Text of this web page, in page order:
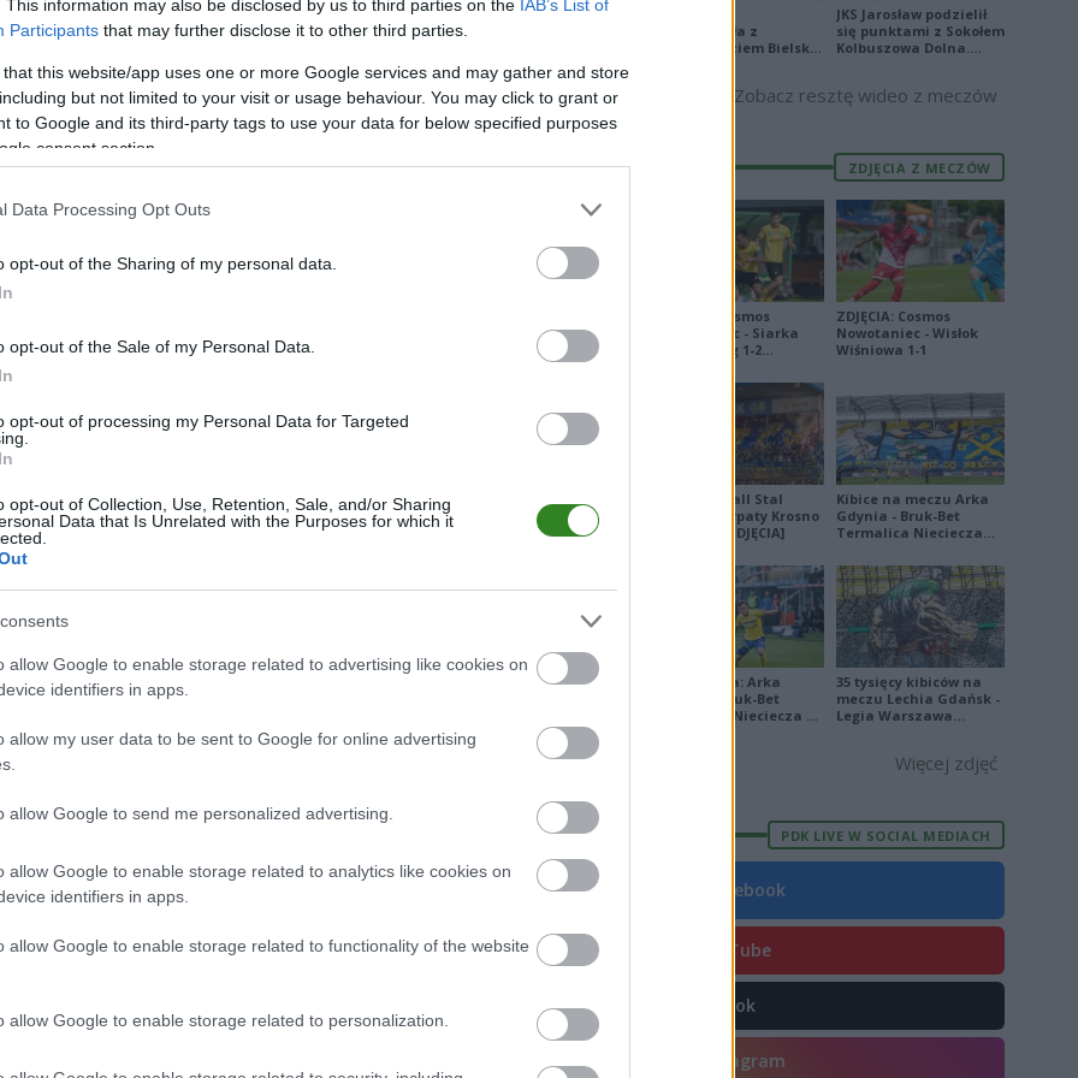
This information may also be disclosed by us to third parties on the IAB’s List of
Participants that may further disclose it to other third parties.
that this website/app uses one or more Google services and may gather and store
but not limited to your visit or usage behaviour. You may click to grant or
to Google and its third-party tags to use your data for below specified purposes
consent section.
Data Processing Opt Outs
opt-out of the Sharing of my personal data.
opt-out of the Sale of my Personal Data.
opt-out of processing my Personal Data for Targeted
opt-out of Collection, Use, Retention, Sale, and/or Sharing
Data that Is Unrelated with the Purposes for which it
allow Google to enable storage related to advertising like cookies on
identifiers in apps.
allow my user data to be sent to Google for online advertising
allow Google to send me personalized advertising.
allow Google to enable storage related to analytics like cookies on
identifiers in apps.
allow Google to enable storage related to functionality of the website
allow Google to enable storage related to personalization.
22 41 14 8
22 31 11 11 42 47 -5
22 29 10 12 41 45 -4
22 28 9 13 36 46 -10
przegrane ·Bilans= różnica setów (Sw−Sp) ·
porażka 1:3 lub
17 48 16 1 41
16 28 9 7 34 26 8
13 20 7 6 27 27 0
13 17 6 7 22
13 14
-17
przegrane ·
porażka 1:3 lub
zremisowała z
Podbeskidziem Bielsko-
JKS Jarosław podzielił
się punktami z Sokołem
Kolbuszowa Dolna.
Zobacz resztę wideo z meczów
ZDJĘCIA Z MECZÓW
ZDJĘCIA: Cosmos
Nowotaniec - Siarka
Tarnobrzeg 1-2
ZDJĘCIA: Cosmos
Nowotaniec - Wisłok
Wiśniowa 1-1
Derby Ekoball Stal
Sanok - Karpaty Krosno
na remis [ZDJĘCIA]
Kibice na meczu Arka
Gdynia - Bruk-Bet
Termalica Nieciecza
Ekstraklasa: Arka
Gdynia - Bruk-Bet
Termalica Nieciecza 2-
35 tysięcy kibiców na
meczu Lechia Gdańsk -
Legia Warszawa
Więcej zdjęć
PDK LIVE W SOCIAL MEDIACH
Facebook
YouTube
TikTok
Instagram